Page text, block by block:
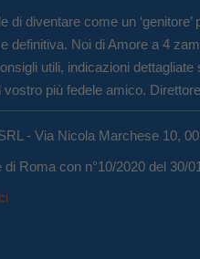
diventare come un
definitiva. Noi di Amore a 4
utili, indicazioni
più fedele amico.
- Via Nicola Marchese 10,
Roma con n°10/2020 del 30/